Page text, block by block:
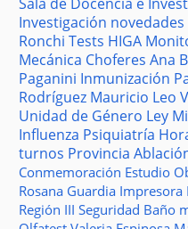
Investigación novedades
Ronchi Tests HIGA
Mecánica Choferes Ana
Paganini Inmunización
Rodríguez Mauricio Leo
Unidad de Género Ley
Influenza Psiquiatría
turnos Provincia
Conmemoración Estudio
Rosana Guardia Impresora
Región III Seguridad Baño